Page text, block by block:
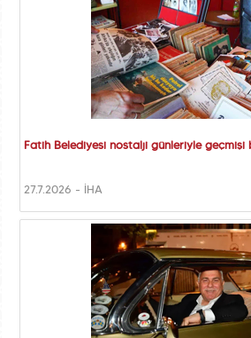
Fatih Belediyesi nostalji günleriyle geçmişi
27.7.2026 - İHA